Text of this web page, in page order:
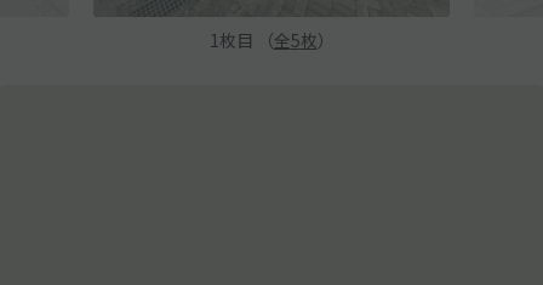
1 枚目 （全5枚）